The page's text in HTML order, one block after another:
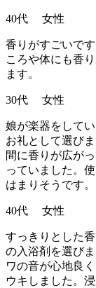
40代 女性
香りがすごいで
ころや体にも香
ます。
30代 女性
娘が楽器をして
お礼として選び
間に香りが広が
っていました。
はまりそうです。
40代 女性
すっきりとした
の入浴剤を選び
ワの音が心地良
ウキしました。